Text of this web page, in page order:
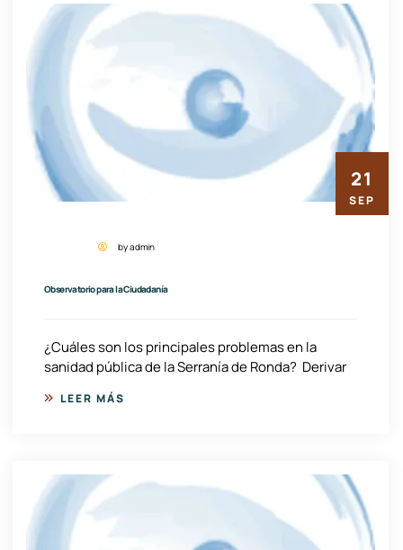
by admin
Observatorio para la Ciudadanía
¿Cuáles son los principales problemas en la
sanidad pública de la Serranía de Ronda? Derivar
LEER MÁS
21
SEP